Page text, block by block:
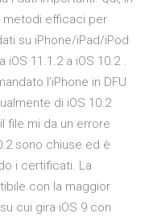
metodi efficaci per
su iPhone/iPad/iPod
11.1.2 a iOS 10.2 .
l’iPhone in DFU
di iOS 10.2
file mi da un errore
sono chiuse ed è
i certificati. La
con la maggior
cui gira iOS 9 con